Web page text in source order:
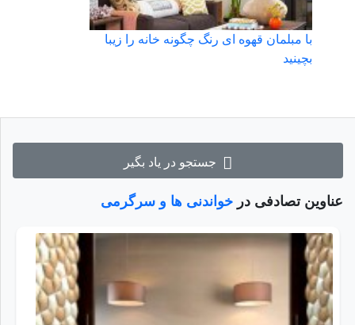
جستجو در یاد بگیر
عناوین تصادفی در خواندنی ها و سرگرمی
با مبلمان قهوه ای رنگ چگونه خانه را زیبا
بچینید